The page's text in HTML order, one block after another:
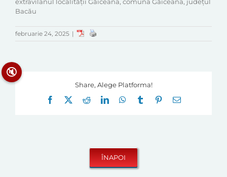
Bacău
februarie 24, 2025 |
Share, Alege Platforma!
Facebook
RedditLinkedInWhatsApp
Tumblr Pinterest
E-
🔇